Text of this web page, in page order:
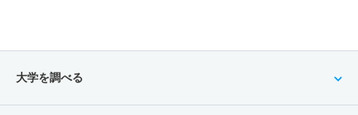
大学を調べる